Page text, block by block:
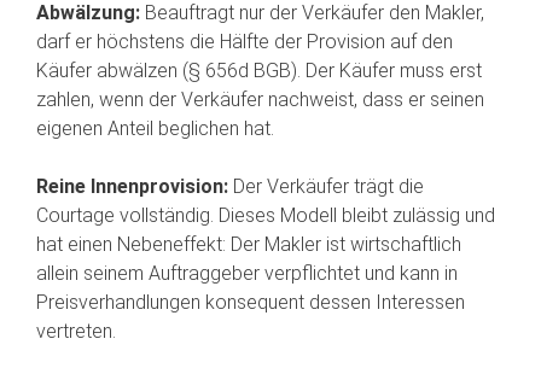
Abwälzung: Beauftragt nur der Verkäufer den Makler,
darf er höchstens die Hälfte der Provision auf den
Käufer abwälzen (§ 656d BGB). Der Käufer muss erst
zahlen, wenn der Verkäufer nachweist, dass er seinen
eigenen Anteil beglichen hat.
Reine Innenprovision: Der Verkäufer trägt die
Courtage vollständig. Dieses Modell bleibt zulässig und
hat einen Nebeneffekt: Der Makler ist wirtschaftlich
allein seinem Auftraggeber verpflichtet und kann in
Preisverhandlungen konsequent dessen Interessen
vertreten.